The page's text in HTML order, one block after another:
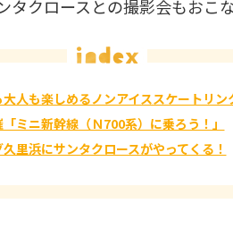
クロースとの撮影会もおこな
人も楽しめるノンアイススケートリン
ミニ新幹線（Ｎ700系）に乗ろう！」
久里浜にサンタクロースがやってくる！